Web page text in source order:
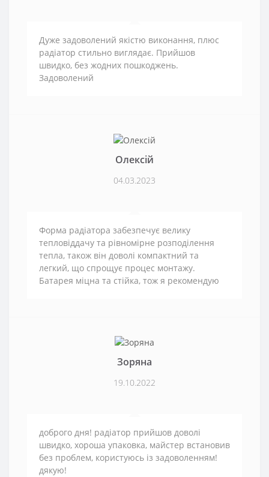
Дуже задоволений якістю виконання, плюс
радіатор стильно виглядає. Прийшов
швидко, без жодних пошкоджень.
Задоволений
Олексій
04.03.2023
Форма радіатора забезпечує велику
тепловіддачу та рівномірне розподілення
тепла, також він доволі компактний та
легкий, що спрощує процес монтажу.
Батарея міцна та стійка, тож я рекомендую
Зоряна
19.10.2022
доброго дня! радіатор прийшов доволі
швидко, хороша упаковка, майстер встановив
без проблем, користуюсь із задоволенням!
дякую!